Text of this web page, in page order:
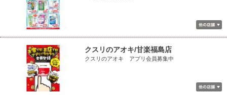
クスリのアオキ/甘楽福島店
クスリのアオキ アプリ会員募集中